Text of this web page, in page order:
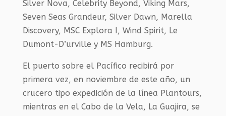
Silver Nova, Celebrity Beyond, Viking Mars,
Seven Seas Grandeur, Silver Dawn, Marella
Discovery, MSC Explora I, Wind Spirit, Le
Dumont-D’urville y MS Hamburg.
El puerto sobre el Pacífico recibirá por
primera vez, en noviembre de este año, un
crucero tipo expedición de la línea Plantours,
mientras en el Cabo de la Vela, La Guajira, se